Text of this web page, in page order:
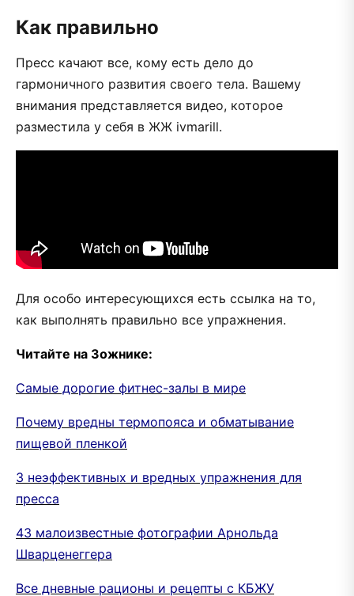
Как правильно
Пресс качают все, кому есть дело до
гармоничного развития своего тела. Вашему
внимания представляется видео, которое
разместила у себя в ЖЖ ivmarill.
Для особо интересующихся есть ссылка на то,
как выполнять правильно все упражнения.
Читайте на Зожнике:
Самые дорогие фитнес-залы в мире
Почему вредны термопояса и обматывание
пищевой пленкой
3 неэффективных и вредных упражнения для
пресса
43 малоизвестные фотографии Арнольда
Шварценеггера
Все дневные рационы и рецепты с КБЖУ